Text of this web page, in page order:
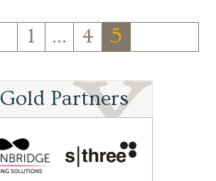
1 … 4 5
Gold Partners